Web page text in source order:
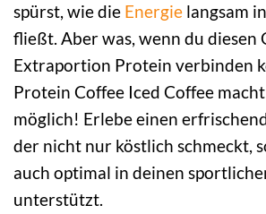
spürst, wie die Energie langsam
fließt. Aber was, wenn du diesen
Extraportion Protein verbinden
Protein Coffee Iced Coffee
möglich! Erlebe einen
der nicht nur köstlich schmeckt,
auch optimal in deinen
unterstützt.